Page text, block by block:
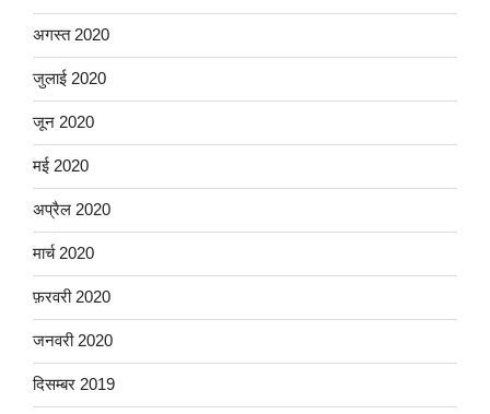
अगस्त 2020
जुलाई 2020
जून 2020
मई 2020
अप्रैल 2020
मार्च 2020
फ़रवरी 2020
जनवरी 2020
दिसम्बर 2019